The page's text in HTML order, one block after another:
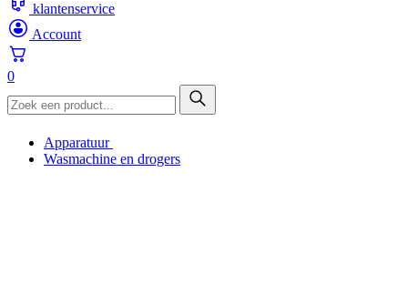
klantenservice
Account
0
Apparatuur
Wasmachine en drogers